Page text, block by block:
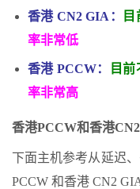
香港 CN2 GIA：
率非常低
香港 PCCW： 目
率非常高
香港PCCW和香港
下面主机参考从延迟
PCCW 和香港 CN2